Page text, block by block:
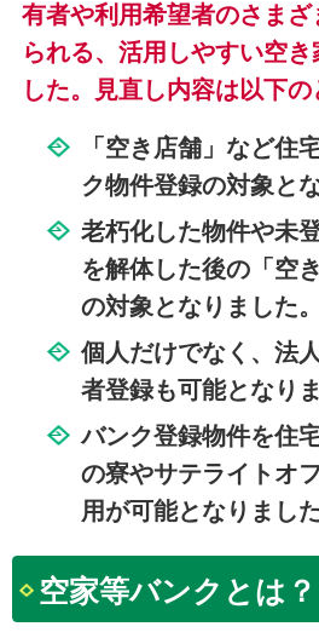
有者や利用希望者のさまざ
られる、活用しやすい空
した。見直し内容は以下の
「空き店舗」など住
ク物件登録の対象と
老朽化した物件や未
を解体した後の「空
の対象となりました。
個人だけでなく、法
者登録も可能となりま
バンク登録物件を住
の寮やサテライトオ
用が可能となりました
空家等バンクとは？